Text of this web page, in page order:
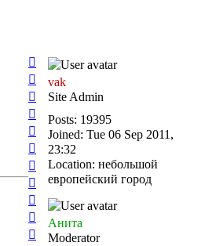
vak
Site Admin
Posts: 19395
Joined: Tue 06 Sep 2011,
23:32
Location: небольшой
европейский город
Top
Анита
Мoderator
Top
Top
Top
Top
Top
Top
Top
Top